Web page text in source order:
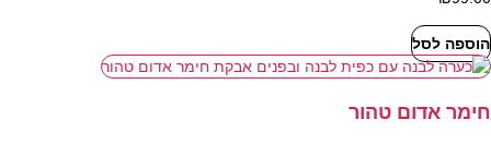
האפשרויות
בעמוד
הוספה לסל
חימר אדום טהור